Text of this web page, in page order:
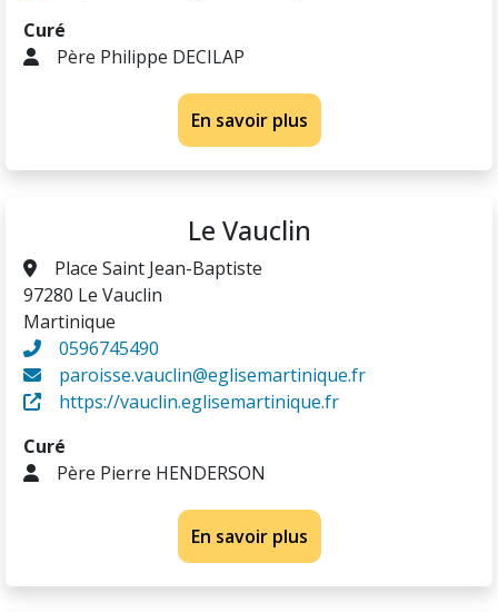
Curé
Père Philippe DECILAP
En savoir plus
Le Vauclin
Place Saint Jean-Baptiste
97280 Le Vauclin
Martinique
0596745490
paroisse.vauclin@eglisemartinique.fr
https://vauclin.eglisemartinique.fr
Curé
Père Pierre HENDERSON
En savoir plus